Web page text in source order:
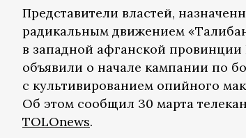
Представители властей,
радикальным движением
в западной афганской провинции
объявили о начале кампании по
с культивированием опийного
Об этом сообщил 30 марта
TOLOnews.